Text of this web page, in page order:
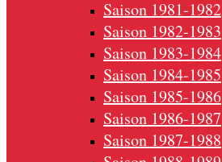
Saison 1981-1982
Saison 1982-1983
Saison 1983-1984
Saison 1984-1985
Saison 1985-1986
Saison 1986-1987
Saison 1987-1988